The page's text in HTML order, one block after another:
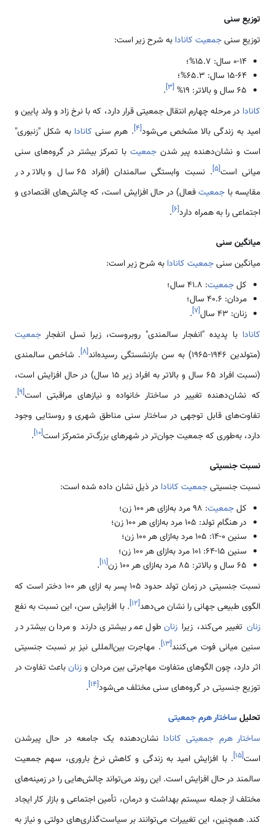
توزیع سنی
توزیع سنیجمعیت کانادا به شرح زیر است:
۰-۱۴ سال: ۱۵.۷%؛
۱۵-۶۴ سال: ۶۵.۳%؛
۶۵ سال و بالاتر: ۱۹%
[۳]
.
کانادا در مرحله چهارم انتقال جمعیتی قرار دارد، که با نرخ زاد و ولد پایین و
امید به زندگی بالا مشخص می‌شود[۴]. هرم سنی کانادا به شکل "زنبوری"
است و نشان‌دهنده پیر شدن جمعیت با تمرکز بیشتر در گروه‌های سنی
میانی است[۵]
. نسبت وابستگی سالمندان (افراد 65 سال و بالاتر در
مقایسه با جمعیتفعال) در حال افزایش است، که چالش‌های اقتصادی و
اجتماعی را به همراه دارد[۶]
.
میانگین سنی
میانگین سنیجمعیت کانادا به شرح زیر است:
کلجمعیت: ۴۱.۸ سال؛
مردان: ۴۰.۶ سال؛
زنان: ۴۳ سال
[۷]
.
کانادا با پدیده "انفجار سالمندی" روبروست، زیرا نسل انفجار جمعیت
(متولدین 1946-1965) به سن بازنشستگی رسیده‌اند
[۸]. شاخص سالمندی
(نسبت افراد 65 سال و بالاتر به افراد زیر 15 سال) در حال افزایش است،
که نشان‌دهنده تغییر در ساختار خانواده و نیازهای مراقبتی است[۹]
.
تفاوت‌های قابل توجهی در ساختار سنی مناطق شهری و روستایی وجود
دارد، به‌طوری که جمعیت جوان‌تر در شهرهای بزرگ‌تر متمرکز است[۱۰]
.
نسبت جنسیتی
نسبت جنسیتیجمعیت کانادا در ذیل نشان داده شده است:
کلجمعیت: ۹۸ مرد به‌ازای هر ۱۰۰ زن؛
در هنگام تولد: ۱۰۵ مرد به‌ازای هر ۱۰۰ زن؛
سنین ۰-۱۴: ۱۰۵ مرد به‌ازای هر ۱۰۰ زن؛
سنین ۱۵-۶۴: ۱۰۱ مرد به‌ازای هر ۱۰۰ زن؛
۶۵ سال و بالاتر: ۸۵ مرد به‌ازای هر ۱۰۰ زن
[۱۱]
.
نسبت جنسیتی در زمان تولد حدود 105 پسر به ازای هر 100 دختر است که
الگوی طبیعی جهانی را نشان می‌دهد[۱۲]. با افزایش سن، این نسبت به نفع
زنانتغییر می‌کند، زیرا زنانطول عمر بیشتری دارند و مردان بیشتر در
سنین میانی فوت می‌کنند[۱۳]. مهاجرت بین‌المللی نیز بر نسبت جنسیتی
اثر دارد، چون الگوهای متفاوت مهاجرتی بین مردان وزنانباعث تفاوت در
توزیع جنسیتی در گروه‌های سنی مختلف می‌شود[۱۴]
.
تحلیلساختار هرم جمعیتی
ساختار هرم جمعیتی کانادا نشان‌دهنده یک جامعه در حال پیرشدن
است[۱۵]. با افزایش امید به زندگی و کاهش نرخ باروری، سهم جمعیت
سالمند در حال افزایش است. این روند می‌تواند چالش‌هایی را در زمینه‌های
مختلف از جمله سیستم بهداشت و درمان، تأمین اجتماعی و بازار کار ایجاد
کند. همچنین، این تغییرات می‌توانند بر سیاست‌گذاری‌های دولتی و نیاز به